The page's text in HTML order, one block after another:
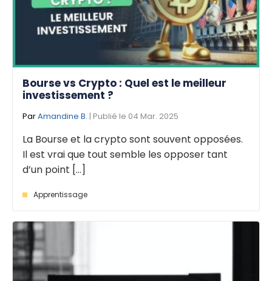
Bourse vs Crypto : Quel est le meilleur
investissement ?
ParAmandine B. | Publié le 04 Mar. 2025
La Bourse et la crypto sont souvent opposées.
Il est vrai que tout semble les opposer tant
d’un point [...]
Apprentissage